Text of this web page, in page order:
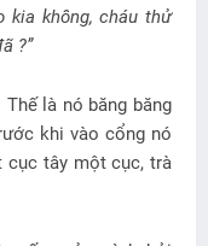
kia không, cháu thử
?”
là nó băng băng
khi vào cổng nó
cục tây một cục, trà